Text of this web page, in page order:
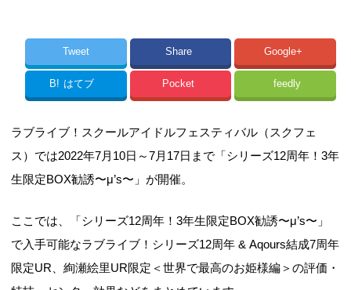
Tweet Share Google+
B! はてブ Pocket feedly
ラブライブ！スクールアイドルフェスティバル（スクフェ
ス）では2022年7月10日～7月17日まで「シリーズ12周年！3年
生限定BOX勧誘〜μ’s〜」が開催。
ここでは、「シリーズ12周年！3年生限定BOX勧誘〜μ’s〜」
で入手可能なラブライブ！シリーズ12周年 & Aqours結成7周年
限定UR、絢瀬絵里UR限定＜世界で最高のお姫様編＞の評価・